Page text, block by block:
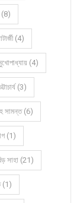
(8)
(4)
(4)
(3)
সামন্ত (6)
(1)
সাহা (21)
(1)